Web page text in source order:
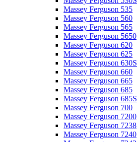
Massey Ferguson 535
Massey Ferguson 560
Massey Ferguson 565
Massey Ferguson 5650
Massey Ferguson 620
Massey Ferguson 625
Massey Ferguson 630S
Massey Ferguson 660
Massey Ferguson 665
Massey Ferguson 685
Massey Ferguson 685S
Massey Ferguson 700
Massey Ferguson 7200
Massey Ferguson 7238
Massey Ferguson 7240